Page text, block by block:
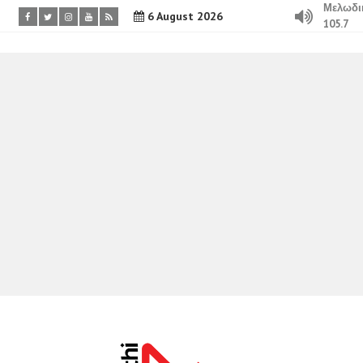
6 August 2026
105.7